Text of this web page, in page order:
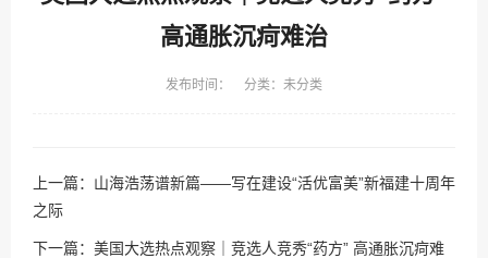
高通胀沉疴难治
发布时间： 分类：未分类
上一篇： 山海浩荡谱新篇——写在建设“活优富美”新福建十周年
之际
下一篇： 美国大选热点观察｜竞选人竞秀“药方” 高通胀沉疴难